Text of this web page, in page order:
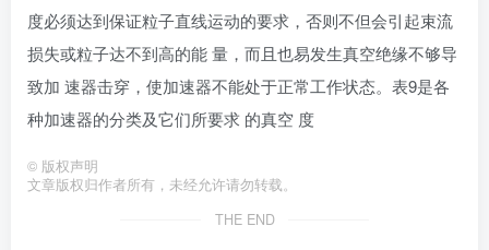
度必须达到保证粒子直线运动的要求，否则不但会引起束流
损失或粒子达不到高的能 量，而且也易发生真空绝缘不够导
致加 速器击穿，使加速器不能处于正常工作状态。表9是各
种加速器的分类及它们所要求 的真空 度
© 版权声明
文章版权归作者所有，未经允许请勿转载。
THE END